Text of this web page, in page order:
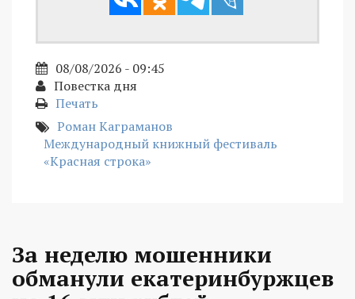
08/08/2026 - 09:45
Повестка дня
Печать
Роман Каграманов
Международный книжный фестиваль
«Красная строка»
За неделю мошенники
обманули екатеринбуржцев